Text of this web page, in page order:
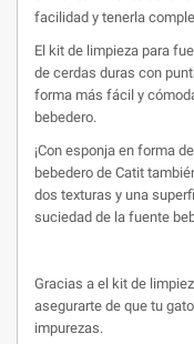
facilidad y tenerla
El kit de limpieza para
de cerdas duras con
forma más fácil y
bebedero.
¡Con esponja en forma
bebedero de Catit
dos texturas y una
suciedad de la fuente
Gracias a el kit de
asegurarte de que tu
impurezas.